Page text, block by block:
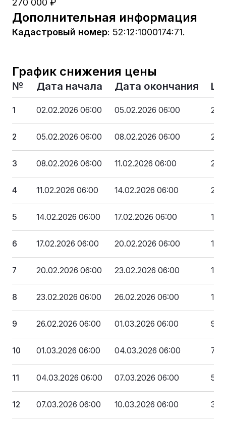
270 000 ₽
Дополнительная информация
Кадастровый номер: 52:12:1000174:71.
График снижения цены
№ Дата начала Дата окончания
1 02.02.2026 06:00 05.02.2026 06:00
2 05.02.2026 06:00 08.02.2026 06:00
3 08.02.2026 06:00 11.02.2026 06:00
4 11.02.2026 06:00 14.02.2026 06:00
5 14.02.2026 06:00 17.02.2026 06:00
6 17.02.2026 06:00 20.02.2026 06:00
7 20.02.2026 06:00 23.02.2026 06:00
8 23.02.2026 06:00 26.02.2026 06:00 118
9 26.02.2026 06:00 01.03.2026 06:00 97
10 01.03.2026 06:00 04.03.2026 06:00 75
11 04.03.2026 06:00 07.03.2026 06:00 54
12 07.03.2026 06:00 10.03.2026 06:00 32